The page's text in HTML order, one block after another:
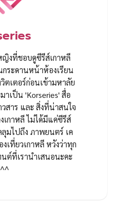
ญิงที่ชอบดูซีรีส์เกาหลี
ระดานหน้าห้องเรียน
ตเตอร์ก่อนเข้ามหาลัย
เป็น 'Korseries' สื่อ
สาร และ สิ่งที่น่าสนใจ
เกาหลี ไม่ได้มีแค่ซีรีส์
มไปถึง ภาพยนตร์ เค
เที่ยวเกาหลี หวังว่าทุก
ต์ที่เรานำเสนอนะคะ
^^